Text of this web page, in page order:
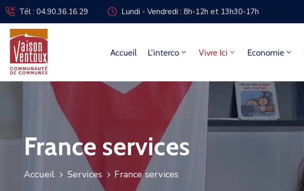
Tél : 04.90.36.16.29 Lundi - Vendredi : 8h-12h et 13h30-17h
Accueil L’interco Vivre Ici Economie
France services
Accueil Services France services